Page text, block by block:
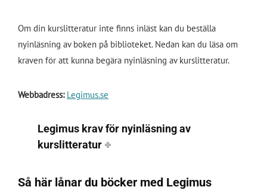
Om din kurslitteratur inte finns inläst kan du beställa
nyinläsning av boken på biblioteket. Nedan kan du läsa om
kraven för att kunna begära nyinläsning av kurslitteratur.
Webbadress: Legimus.se
Legimus krav för nyinläsning av
kurslitteratur
Så här lånar du böcker med Legimus